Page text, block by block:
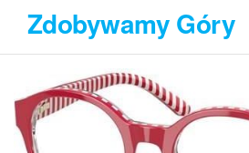
Przejdź
treści
Zdobywamy Góry